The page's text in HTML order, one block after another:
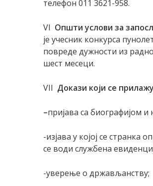
телефон 011 3621-958.
VI Општи услови за
је учесник конкурса
повреде дужности из
шест месеци.
VII Докази који се
–пријава са биографијом
-изјава у којој се
се води службена
-уверење о држављанству;